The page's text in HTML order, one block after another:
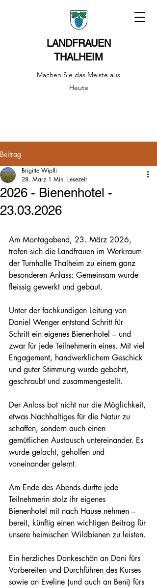
LANDFRAUEN
THALHEIM
Machen Sie das Meiste aus
Heute
Beitrag
2026 - Bienenhotel -
23.03.2026
Brigitte Wipfli
28. März 1 Min. Lesezeit
Am Montagabend, 23. März 2026,
trafen sich die Landfrauen im Werkraum
der Turnhalle Thalheim zu einem ganz
besonderen Anlass: Gemeinsam wurde
fleissig gewerkt und gebaut.
Unter der fachkundigen Leitung von
Daniel Wenger entstand Schritt für
Schritt ein eigenes Bienenhotel – und
zwar für jede Teilnehmerin eines. Mit viel
Engagement, handwerklichem Geschick
und guter Stimmung wurde gebohrt,
geschraubt und zusammengestellt.
Der Anlass bot nicht nur die Möglichkeit,
etwas Nachhaltiges für die Natur zu
schaffen, sondern auch einen
gemütlichen Austausch untereinander. Es
wurde gelacht, geholfen und
voneinander gelernt.
Am Ende des Abends durfte jede
Teilnehmerin stolz ihr eigenes
Bienenhotel mit nach Hause nehmen –
bereit, künftig einen wichtigen Beitrag für
unsere heimischen Wildbienen zu leisten.
Ein herzliches Dankeschön an Dani fürs
Vorbereiten und Durchführen des Kurses
sowie an Eveline (und auch an Beni) fürs